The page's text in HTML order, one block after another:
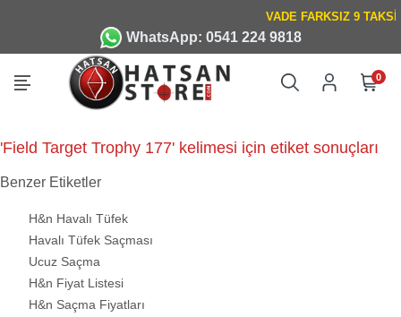
WhatsApp: 0541 224 9818
0
'Field Target Trophy 177' kelimesi için etiket sonuçları
Benzer Etiketler
H&n Havalı Tüfek
Havalı Tüfek Saçması
Ucuz Saçma
H&n Fiyat Listesi
H&n Saçma Fiyatları